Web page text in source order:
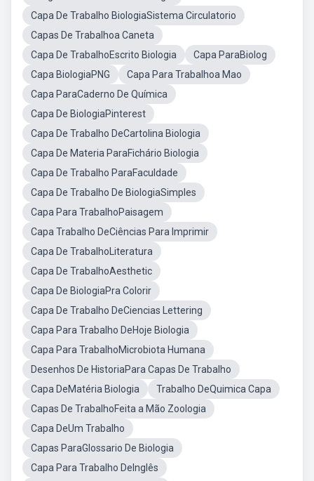
Capa De Trabalho BiologiaSistema Circulatorio
Capas De Trabalhoa Caneta
Capa De TrabalhoEscrito Biologia
Capa ParaBiolog
Capa BiologiaPNG
Capa Para Trabalhoa Mao
Capa ParaCaderno De Química
Capa De BiologiaPinterest
Capa De Trabalho DeCartolina Biologia
Capa De Materia ParaFichário Biologia
Capa De Trabalho ParaFaculdade
Capa De Trabalho De BiologiaSimples
Capa Para TrabalhoPaisagem
Capa Trabalho DeCiências Para Imprimir
Capa De TrabalhoLiteratura
Capa De TrabalhoAesthetic
Capa De BiologiaPra Colorir
Capa De Trabalho DeCiencias Lettering
Capa Para Trabalho DeHoje Biologia
Capa Para TrabalhoMicrobiota Humana
Desenhos De HistoriaPara Capas De Trabalho
Capa DeMatéria Biologia
Trabalho DeQuimica Capa
Capas De TrabalhoFeita a Mão Zoologia
Capa DeUm Trabalho
Capas ParaGlossario De Biologia
Capa Para Trabalho DeInglês